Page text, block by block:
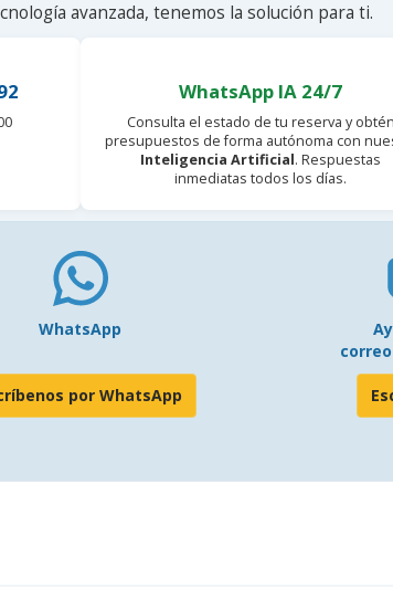
avanzada, tenemos la solución para ti.
WhatsApp IA 24/7
Consulta el estado de tu reserva y obtén
presupuestos de forma autónoma con
Inteligencia Artificial. Respuestas
inmediatas todos los días.
WhatsApp
por WhatsApp